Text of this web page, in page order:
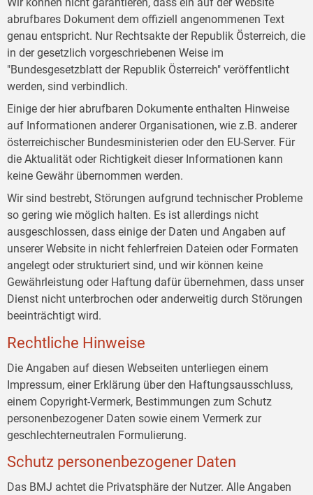
Wir können nicht garantieren, dass ein auf der Website
abrufbares Dokument dem offiziell angenommenen Text
genau entspricht. Nur Rechtsakte der Republik Österreich, die
in der gesetzlich vorgeschriebenen Weise im
"Bundesgesetzblatt der Republik Österreich" veröffentlicht
werden, sind verbindlich.
Einige der hier abrufbaren Dokumente enthalten Hinweise
auf Informationen anderer Organisationen, wie z.B. anderer
österreichischer Bundesministerien oder den EU-Server. Für
die Aktualität oder Richtigkeit dieser Informationen kann
keine Gewähr übernommen werden.
Wir sind bestrebt, Störungen aufgrund technischer Probleme
so gering wie möglich halten. Es ist allerdings nicht
ausgeschlossen, dass einige der Daten und Angaben auf
unserer Website in nicht fehlerfreien Dateien oder Formaten
angelegt oder strukturiert sind, und wir können keine
Gewährleistung oder Haftung dafür übernehmen, dass unser
Dienst nicht unterbrochen oder anderweitig durch Störungen
beeinträchtigt wird.
Rechtliche Hinweise
Die Angaben auf diesen Webseiten unterliegen einem
Impressum, einer Erklärung über den Haftungsausschluss,
einem Copyright-Vermerk, Bestimmungen zum Schutz
personenbezogener Daten sowie einem Vermerk zur
geschlechterneutralen Formulierung.
Schutz personenbezogener Daten
Das BMJ achtet die Privatsphäre der Nutzer. Alle Angaben